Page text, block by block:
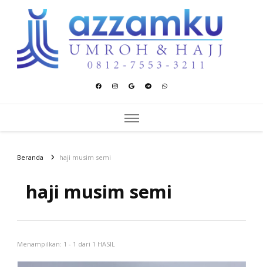
Azzamku Umroh dan Hajj
Beranda haji musim semi
haji musim semi
Menampilkan: 1 - 1 dari 1 HASIL